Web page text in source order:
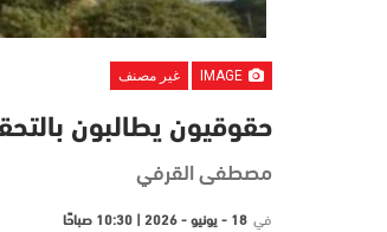
غير مصنف
حقوقيون يطالبون
مصطفى القرفي
في 18 - يونيو - 2026 | 10:30 صباحًا